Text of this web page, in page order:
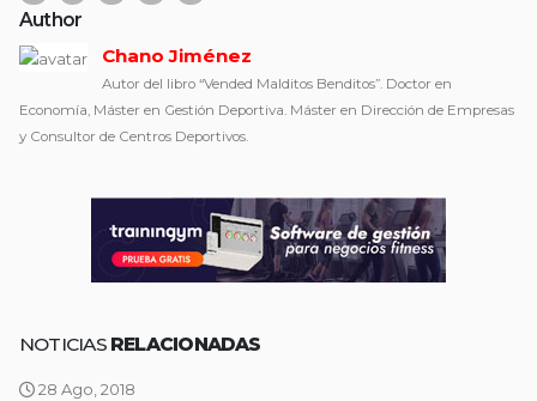
Author
Chano Jiménez
Autor del libro “Vended Malditos Benditos”. Doctor en
Economía, Máster en Gestión Deportiva. Máster en Dirección de Empresas
y Consultor de Centros Deportivos.
NOTICIAS RELACIONADAS
28 Ago, 2018